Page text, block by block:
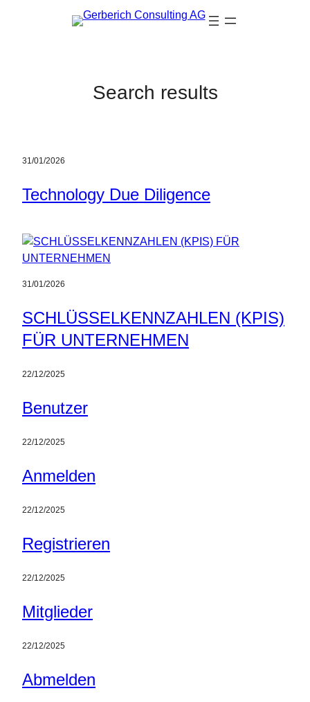
Search results
31/01/2026
Technology Due Diligence
31/01/2026
SCHLÜSSELKENNZAHLEN (KPIS)
FÜR UNTERNEHMEN
22/12/2025
Benutzer
22/12/2025
Anmelden
22/12/2025
Registrieren
22/12/2025
Mitglieder
22/12/2025
Abmelden